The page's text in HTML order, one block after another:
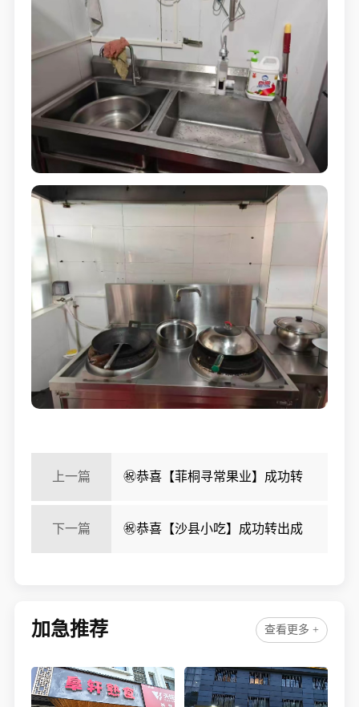
上一篇 ㊗️恭喜【菲桐寻常果业】成功转
出，祝老板顺风顺水、四季发财！㊗️
下一篇 ㊗️恭喜【沙县小吃】成功转出成
加急推荐 查看更多 +